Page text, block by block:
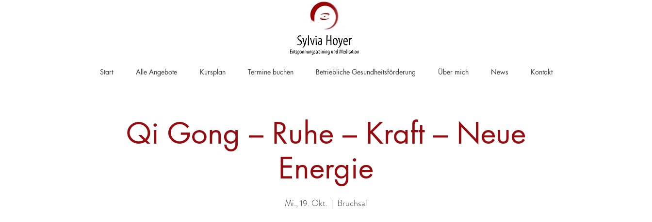
Start Alle Angebote Kursplan Termine buchen Betriebliche Gesundheitsförderung Über mich News Kontakt
Qi Gong – Ruhe – Kraft – Neue
Energie
Mi., 19. Okt.
  |
Bruchsal